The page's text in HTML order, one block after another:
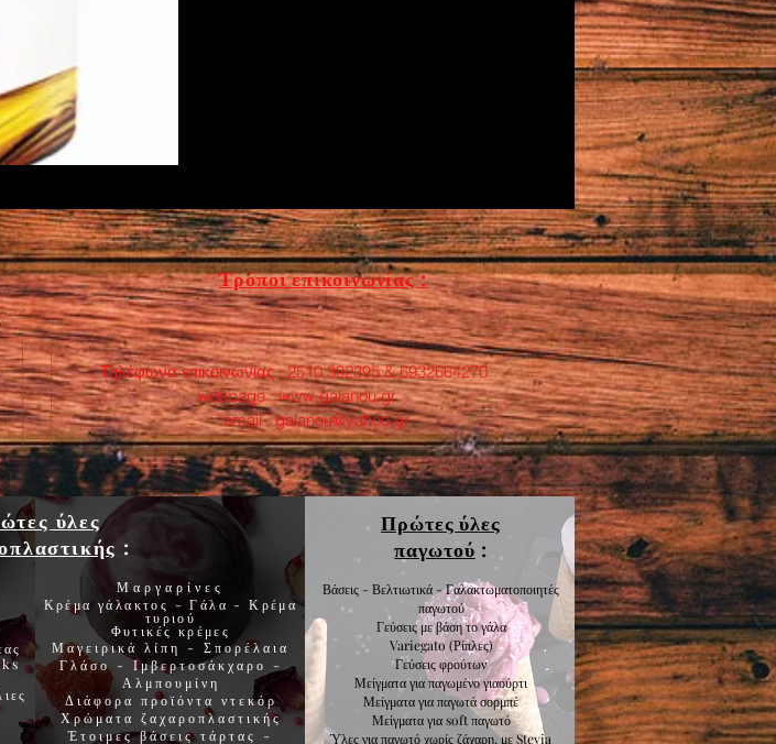
Τρόποι επικοινωνίας :
Τηλέφωνα επικοινωνίας : 2510 392395 & 6932664270
webpage :www.galanou.gr
email :galanou@yahoo.gr
Μαργαρίνες
Κρέμα γάλακτος - Γάλα - Κρέμα
τυριού
Φυτικές κρέμες
Μαγειρικά λίπη - Σπορέλαια
Γλάσο -Ιμβερτοσάκχαρο -
Αλμπουμίνη
Διάφορα προϊόντα ντεκόρ
Χρώματα ζαχαροπλαστικής
Έτοιμες βάσεις τάρτας
-
Πρώτες ύλες
παγωτού :
Βάσεις - Βελτιωτικά - Γαλακτωματοποιητές
παγωτού
Γεύσεις με βάση το γάλα
Variegato (Ρίπλες)
Γεύσειςφρούτων
Μείγματα γιαπαγωμένο γιαούρτι
Μείγματα γιαπαγωτά σορμπέ
Μείγματα γιαsoft παγωτό
Ύλες για παγωτό χωρίς ζάχαρη, με Stevia
ύλες
: